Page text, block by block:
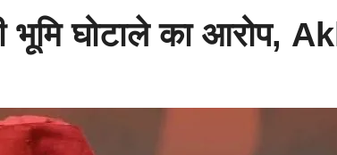
भूमि घोटाले का आरोप,